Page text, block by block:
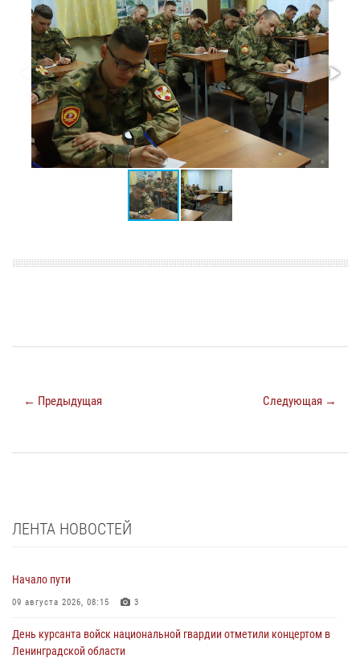
← Предыдущая Следующая →
ЛЕНТА НОВОСТЕЙ
Начало пути
09 августа 2026, 08:15 3
День курсанта войск национальной гвардии отметили концертом в
Ленинградской области